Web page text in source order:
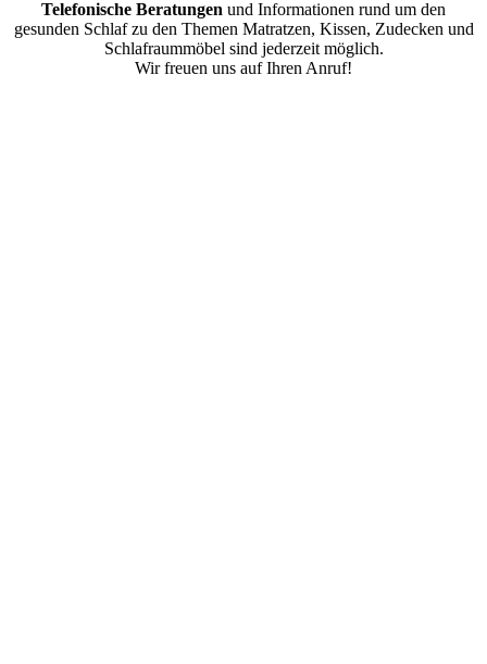
Telefonische Beratungen und Informationen rund um den
gesunden Schlaf zu den Themen Matratzen, Kissen, Zudecken und
Schlafraummöbel sind jederzeit möglich.
Wir freuen uns auf Ihren Anruf!